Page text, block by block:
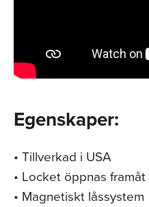
Egenskaper:
• Tillverkad i USA
• Locket öppnas framåt
• Magnetiskt låssystem